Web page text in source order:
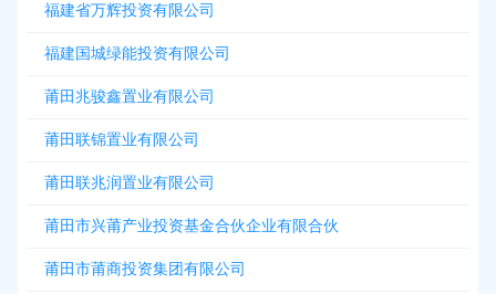
福建省万辉投资有限公司
福建国城绿能投资有限公司
莆田兆骏鑫置业有限公司
莆田联锦置业有限公司
莆田联兆润置业有限公司
莆田市兴莆产业投资基金合伙企业有限合伙
莆田市莆商投资集团有限公司